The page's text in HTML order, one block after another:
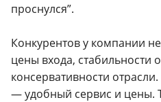
проснулся”.
Конкурентов у компании
цены входа,
консервативности
— удобный сервис и цены.